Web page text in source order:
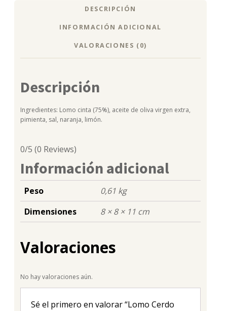
DESCRIPCIÓN
INFORMACIÓN ADICIONAL
VALORACIONES (0)
Descripción
Ingredientes: Lomo cinta (75%), aceite de oliva virgen extra,
pimienta, sal, naranja, limón.
0/5 (0 Reviews)
Información adicional
Peso
0,61 kg
Dimensiones
8 × 8 × 11 cm
Valoraciones
No hay valoraciones aún.
Sé el primero en valorar “Lomo Cerdo